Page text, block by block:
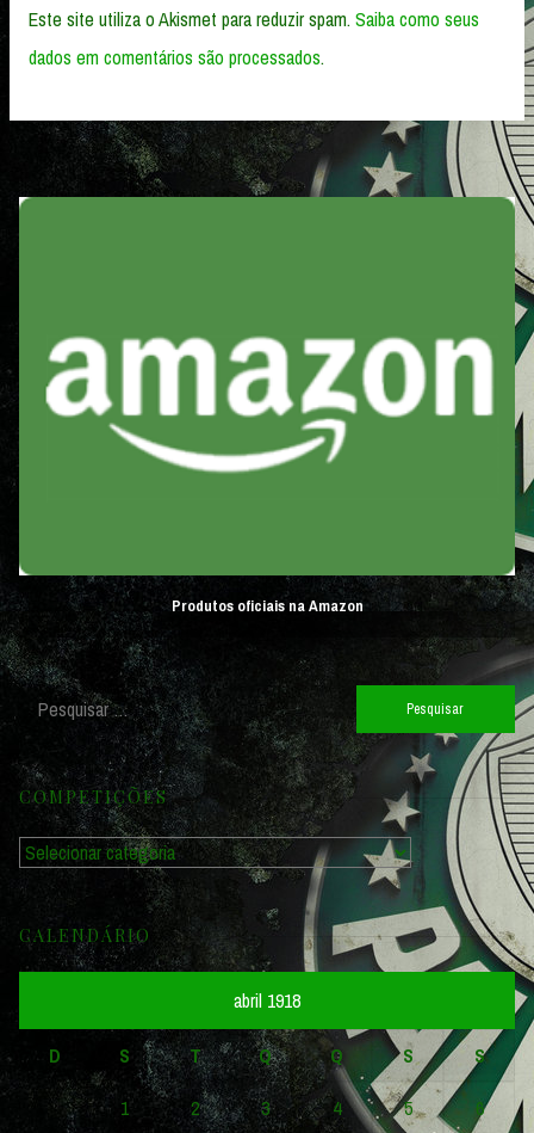
Este site utiliza o Akismet para reduzir spam.Saiba como seus
dados em comentários são processados.
Produtos oficiais na Amazon
Pesquisar
por:
COMPETIÇÕES
Competições
CALENDÁRIO
abril 1918
D S T Q Q S
S
1
2 3 4 5
6